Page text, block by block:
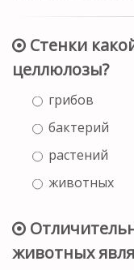
Стенки
целлюлозы?
грибов
бактерий
растений
животных
животных